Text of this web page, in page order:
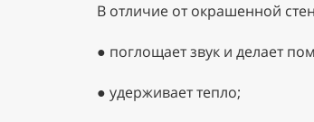
В отличие от окрашенной
● поглощает звук и делает
● удерживает тепло;